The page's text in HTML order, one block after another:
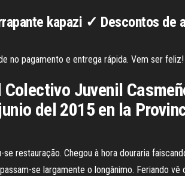
kapazi ✓ Descontos de
no pagamento e entrega rápida. Vem ser feliz!
Juvenil
del 2015 en la
restauração. Chegou à hora douraria
se largamente o longânimo. Feriando vê